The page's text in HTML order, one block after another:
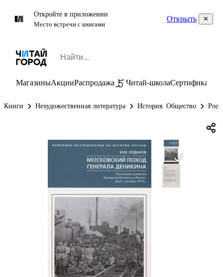
Откройте в приложении
Место встречи с книгами
Открыть
МагазиныАкцииРаспродажа Читай-школаСертификаты
Книги Нехудожественная литература История. Общество